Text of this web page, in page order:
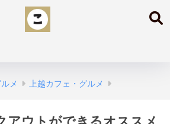
メ 上越カフェ・グルメ